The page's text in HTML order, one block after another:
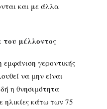
και με άλλα
του μέλλοντος
γεροντικής
να μην είναι
η θνησιμότητα
ηλικίες κάτω των 75